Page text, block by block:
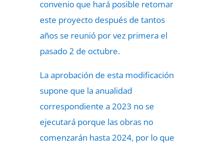
convenio que hará posible retomar
este proyecto después de tantos
años se reunió por vez primera el
pasado 2 de octubre.
La aprobación de esta modificación
supone que la anualidad
correspondiente a 2023 no se
ejecutará porque las obras no
comenzarán hasta 2024, por lo que